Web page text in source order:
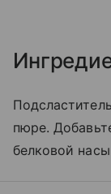
пюре.
белковой